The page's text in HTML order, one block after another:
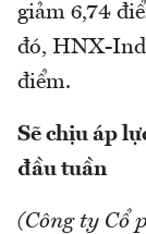
giảm 6,74
đó, HNX-
điểm.
Sẽ chịu áp
đầu tuần
(Công ty Cổ